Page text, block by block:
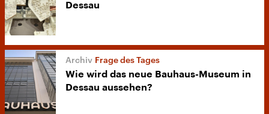
Dessau
Frage des Tages
Wie wird das neue Bauhaus-Museum in
Dessau aussehen?